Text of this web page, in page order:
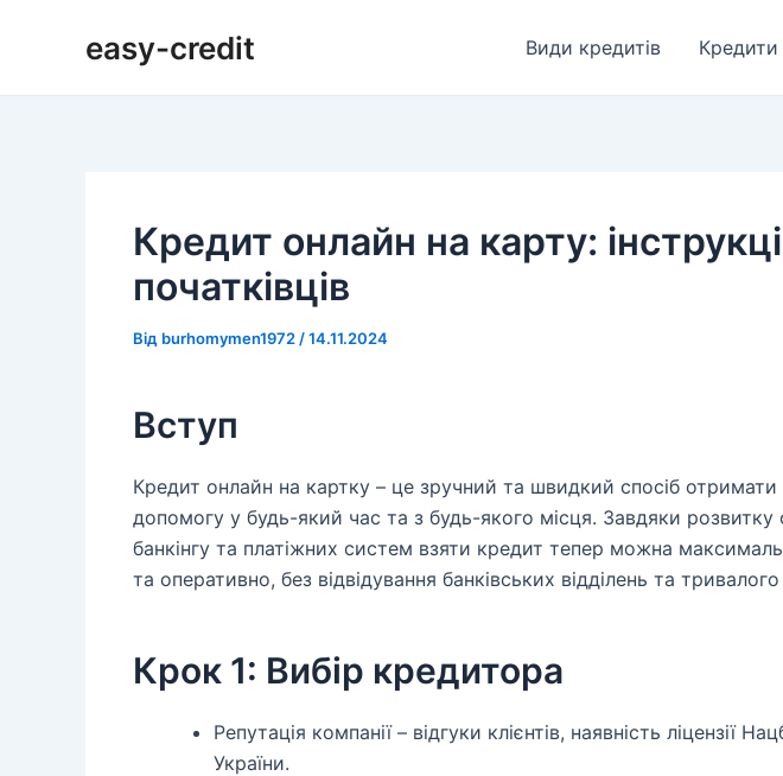
easy-credit Види кредитів Кредити
Кредит онлайн на карту:
початківців
Від burhomymen1972 /14.11.2024
Вступ
Кредит онлайн на картку – це зручний та швидкий спосіб отримати
допомогу у будь-який час та з будь-якого місця. Завдяки розвитку
банкінгу та платіжних систем взяти кредит тепер можна
та оперативно, без відвідування банківських відділень та
Крок 1: Вибір кредитора
Репутація компанії – відгуки клієнтів, наявність ліцензії
України.
по